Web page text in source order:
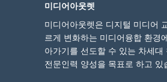
미디어아웃렛
미디어아웃렛은 디지털 미디어
르게 변화하는 미디어융합 환경
아가기를 선도할 수 있는 차세대
전문인력 양성을 목표로 하고 있